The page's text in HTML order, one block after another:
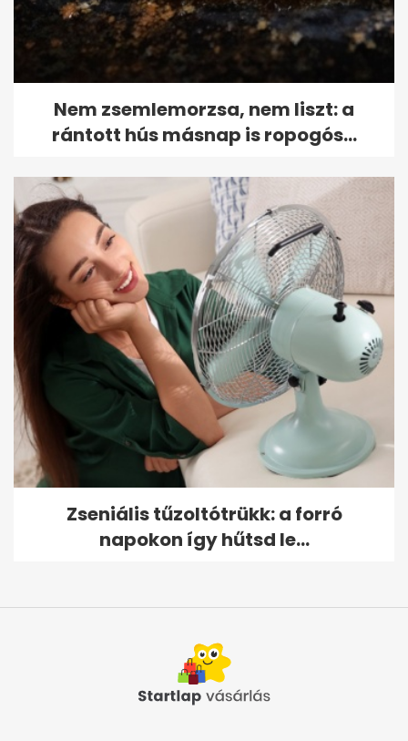
Nem zsemlemorzsa, nem liszt: a
rántott hús másnap is ropogós...
Zseniális tűzoltótrükk: a forró
napokon így hűtsd le...